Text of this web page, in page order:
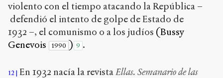
violento con el tiempo atacando la República –
defendió el intento de golpe de Estado de
1932 –, el comunismo o a los judíos (Bussy
Genevois
1990 ) 9 .
12 En 1932 nacía la revista Ellas. Semanario de las